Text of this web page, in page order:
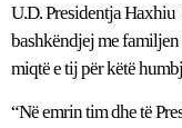
U.D. Presidentja Haxhiu
bashkëndjej me familjen
miqtë e tij për këtë
“Në emrin tim dhe të